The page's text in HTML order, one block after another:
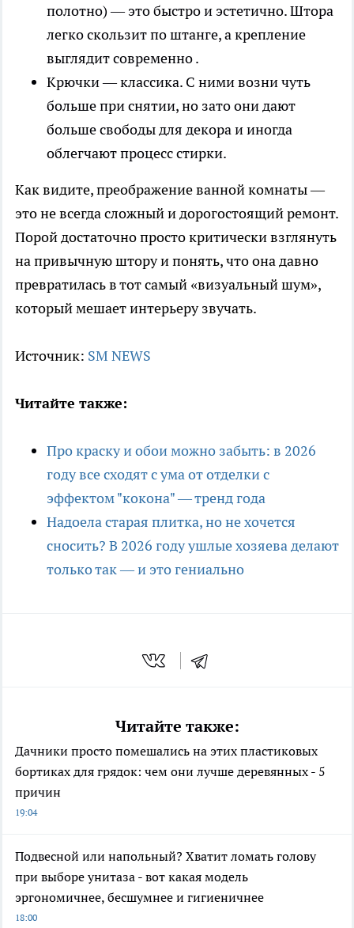
полотно) — это быстро и эстетично. Штора
легко скользит по штанге, а крепление
выглядит современно .
Крючки — классика. С ними возни чуть
больше при снятии, но зато они дают
больше свободы для декора и иногда
облегчают процесс стирки.
Как видите, преображение ванной комнаты —
это не всегда сложный и дорогостоящий ремонт.
Порой достаточно просто критически взглянуть
на привычную штору и понять, что она давно
превратилась в тот самый «визуальный шум»,
который мешает интерьеру звучать.
Источник: SM NEWS
Читайте также:
Про краску и обои можно забыть: в 2026
году все сходят с ума от отделки с
эффектом "кокона" — тренд года
Надоела старая плитка, но не хочется
сносить? В 2026 году ушлые хозяева делают
только так — и это гениально
Читайте также:
Дачники просто помешались на этих пластиковых
бортиках для грядок: чем они лучше деревянных - 5
причин
19:04
Подвесной или напольный? Хватит ломать голову
при выборе унитаза - вот какая модель
эргономичнее, бесшумнее и гигиеничнее
18:00